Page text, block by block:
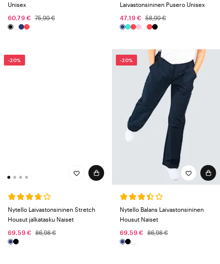
Unisex
60,79 €
75,99 €
Laivastonsininen Pusero Unisex
47,19 €
58,99 €
-20%
Nytello Laivastonsininen Stretch
Housut jalkatasku Naiset
69,59 €
86,98 €
-20%
Nytello Balans Laivastonsininen
Housut Naiset
69,59 €
86,98 €